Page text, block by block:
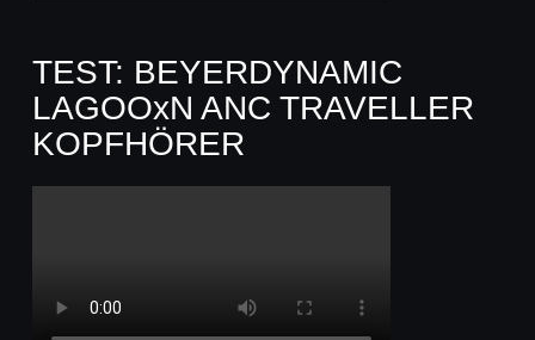
TEST: BEYERDYNAMIC
LAGOOxN ANC TRAVELLER
KOPFHÖRER